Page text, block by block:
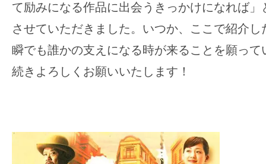
て励みになる作品に出会うきっかけになれば
させていただきました。いつか、ここで紹介
瞬でも誰かの支えになる時が来ることを願って
続きよろしくお願いいたします！